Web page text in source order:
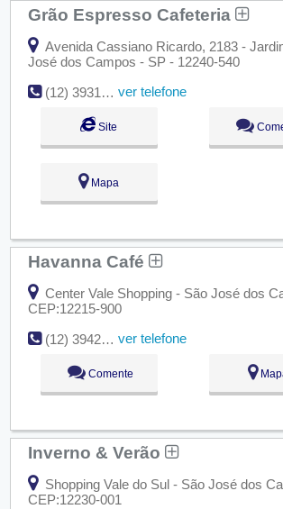
Grão Espresso Cafeteria
Avenida Cassiano Ricardo, 2183 -
José dos Campos - SP - 12240-540
(12) 3931-0478
ver telefone
Site
Mapa
Havanna Café
Center Vale Shopping - São José dos
CEP:12215-900
(12) 3942-3158
ver telefone
Comente
Inverno & Verão
Shopping Vale do Sul - São José dos
CEP:12230-001